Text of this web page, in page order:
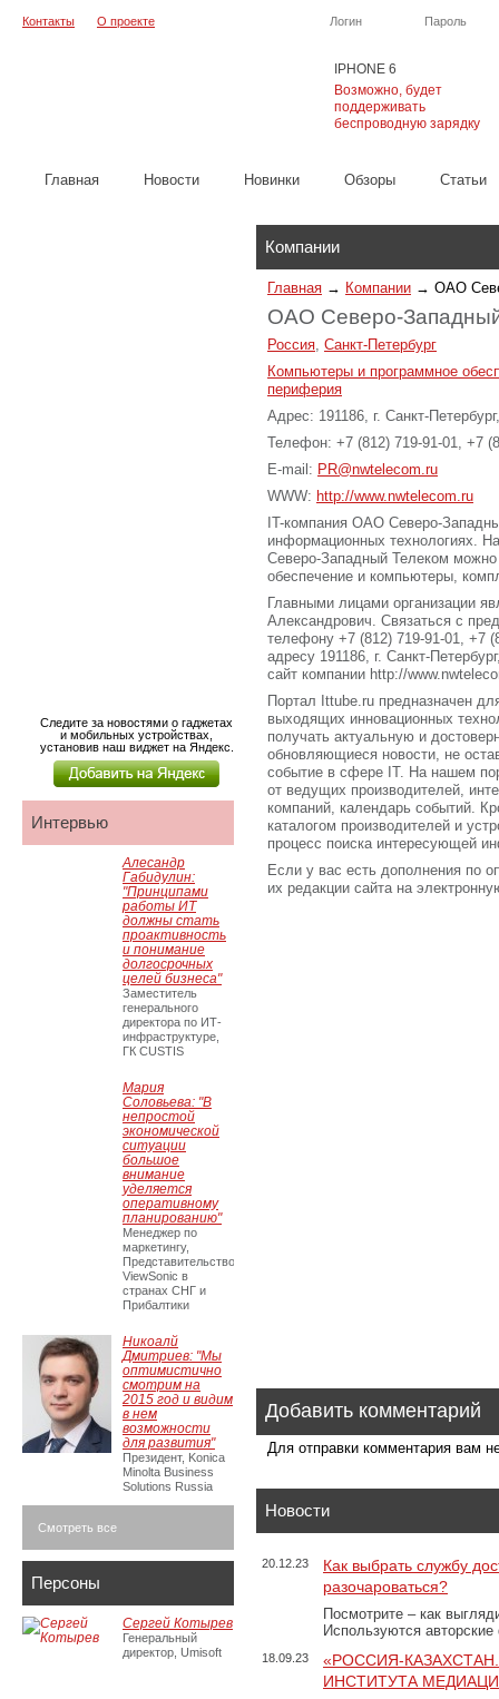
IPHONE 6
Возможно, будет
поддерживать
беспроводную зарядку
Логин Пароль
Контакты О проекте
Главная Новости Новинки Обзоры Cтатьи
Компании
Главная → Компании → ОАО
ОАО Северо-
Россия, Санкт-Петербург
Компьютеры и программное
периферия
Адрес: 191186, г. Санкт-
Телефон: +7 (812) 719-91-01, +7
E-mail: PR@nwtelecom.ru
WWW: http://www.nwtelecom.ru
IT-компания ОАО Северо-
информационных технологиях.
Северо-Западный Телеком
обеспечение и компьютеры,
Главными лицами организации
Александрович. Связаться с
телефону +7 (812) 719-91-01, +7
адресу 191186, г. Санкт-
сайт компании http://
Портал Ittube.ru предназначен
выходящих инновационных
получать актуальную и
обновляющиеся новости, не
событие в сфере IT. На нашем
от ведущих производителей,
компаний, календарь событий.
каталогом производителей и
процесс поиска интересующей
Если у вас есть дополнения по
их редакции сайта на
Добавить комментарий
Для отправки комментария вам
Новости
20.12.23
Как выбрать службу
разочароваться?
Посмотрите – как
Используются
18.09.23
«РОССИЯ-
ИНСТИТУТА
Следите за новостями о гаджетах
и мобильных устройствах,
установив наш виджет на Яндекс.
Интервью
Алесандр
Габидулин:
"Принципами
работы ИТ
должны стать
проактивность
и понимание
долгосрочных
целей бизнеса"
Заместитель
генерального
директора по ИТ-
инфраструктуре,
ГК CUSTIS
Мария
Соловьева: "В
непростой
экономической
ситуации
большое
внимание
уделяется
оперативному
планированию"
Менеджер по
маркетингу,
Представительство
ViewSonic в
странах СНГ и
Прибалтики
Никоалй
Дмитриев: "Мы
оптимистично
смотрим на
2015 год и видим
в нем
возможности
для развития"
Президент, Konica
Minolta Business
Solutions Russia
Смотреть все
Персоны
Сергей Котырев
Генеральный
директор, Umisoft